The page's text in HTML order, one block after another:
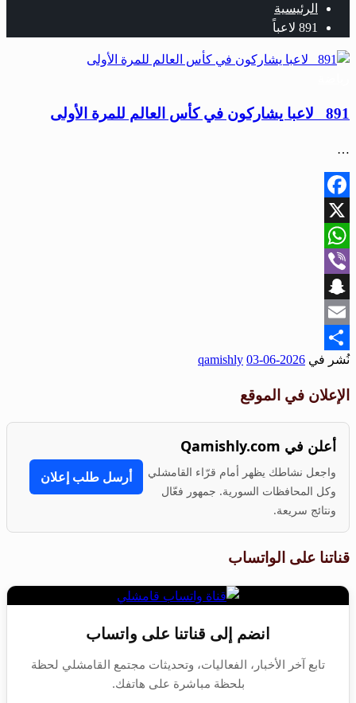
الرئيسية
891 لاعباً
891 لاعبا يشاركون في كأس العالم للمرة الأولى
…
Facebook
X
WhatsApp
Viber
Snapchat
Email
Share
نُشر في 2026-06-03
qamishly
الإعلان في الموقع
أعلن في Qamishly.com
واجعل نشاطك يظهر أمام قرّاء القامشلي
وكل المحافظات السورية. جمهور فعّال
ونتائج سريعة.
أرسل طلب إعلان
قناتنا على الواتساب
انضم إلى قناتنا على واتساب
تابع آخر الأخبار، الفعاليات، وتحديثات مجتمع القامشلي لحظة
بلحظة مباشرة على هاتفك.